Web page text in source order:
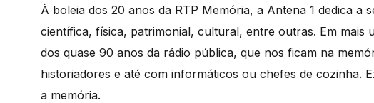
À boleia dos 20 anos da RTP Memória, a Antena 1 dedica a
científica, física, patrimonial, cultural, entre outras. Em mais
dos quase 90 anos da rádio pública, que nos ficam na
historiadores e até com informáticos ou chefes de cozinha.
a memória.